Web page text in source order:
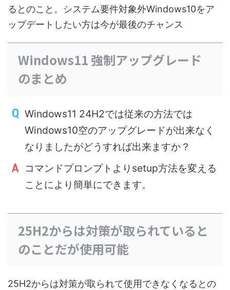
るとのこと。システム要件対象外Windows10をア
ップデートしたい方は今が最後のチャンス
Windows11 強制アップグレード
のまとめ
Windows11 24H2では従来の方法では
Windows10空のアップグレードが出来なく
なりましたがどうすれば出来ますか？
コマンドプロンプトよりsetup方法を変える
ことにより簡単にできます。
25H2からは対策が取られていると
のことだが使用可能
25H2からは対策が取られて使用できなくなるとの